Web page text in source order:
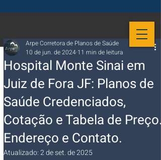
Hospital Monte Sinai em
Juiz de Fora JF: Planos de
Saúde Credenciados,
Cotação e Tabela de Preço.
Endereço e Contato.
Arpe Corretora de Planos de Saúde
10 de jun. de 2024 11 min de leitura
Atualizado:2 de set. de 2025